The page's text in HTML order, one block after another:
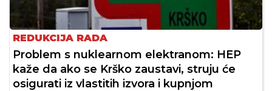
REDUKCIJA RADA
Problem s nuklearnom elektranom: HEP
kaže da ako se Krško zaustavi, struju će
osigurati iz vlastitih izvora i kupnjom